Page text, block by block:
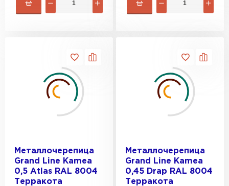
Металлочерепица
Grand Line Kamea
0,5 Atlas RAL 8004
Терракота
Металлочерепица
Grand Line Kamea
0,45 Drap RAL 8004
Терракота